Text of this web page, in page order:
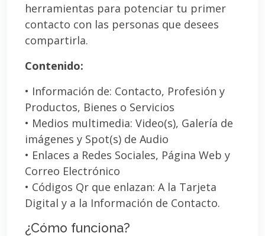
herramientas para potenciar tu primer
contacto con las personas que desees
compartirla.
Contenido:
• Información de: Contacto, Profesión y
Productos, Bienes o Servicios
• Medios multimedia: Video(s), Galería de
imágenes y Spot(s) de Audio
• Enlaces a Redes Sociales, Página Web y
Correo Electrónico
• Códigos Qr que enlazan: A la Tarjeta
Digital y a la Información de Contacto.
¿Cómo funciona?